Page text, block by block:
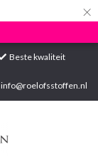
×
Beste kwaliteit
info@roelofsstoffen.nl